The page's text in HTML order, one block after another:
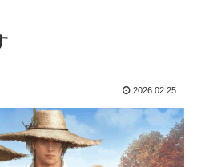
2026.02.25